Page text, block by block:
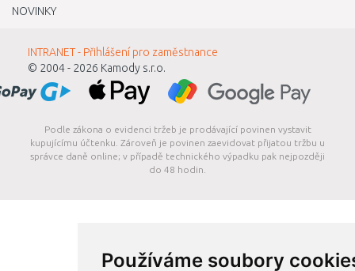
Používáme soubory
NOVINKY
INTRANET - Přihlášení pro zaměstnance
© 2004 - 2026 Kamody s.r.o.
Podle zákona o evidenci tržeb je prodávající povinen vystavit
kupujícímu účtenku. Zároveň je povinen zaevidovat přijatou tržbu u
správce daně online; v případě technického výpadku pak nejpozději
do 48 hodin.